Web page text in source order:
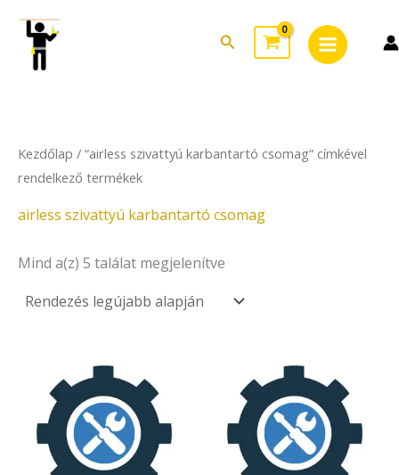
content
Search
Menu
Kezdőlap / “airless szivattyú karbantartó csomag” címkével
rendelkező termékek
airless szivattyú karbantartó csomag
Mind a(z) 5 találat megjelenítve
latest